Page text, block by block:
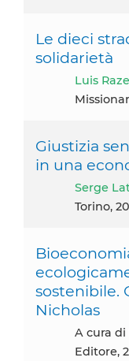
Le dieci
solidarietà
Luis
Giustizia
in una
Serge
Torino,
sostenibile.
Nicholas
A cura di
Editore,